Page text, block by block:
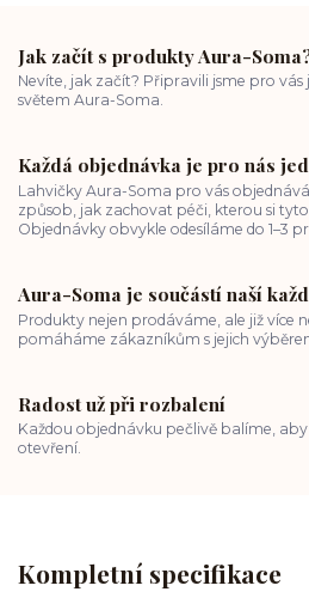
Jak začít s produkty Aura-
Nevíte, jak začít? Připravili jsme pro
světem Aura-Soma.
Každá objednávka je pro nás
Lahvičky Aura-Soma pro vás
způsob, jak zachovat péči, kterou si
Objednávky obvykle odesíláme do 1–3
Aura-Soma je součástí naší
Produkty nejen prodáváme, ale již více
pomáháme zákazníkům s jejich
Radost už při rozbalení
Každou objednávku pečlivě balíme,
otevření.
Kompletní specifikace